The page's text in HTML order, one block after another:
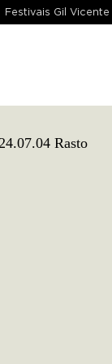
Festivais Gil